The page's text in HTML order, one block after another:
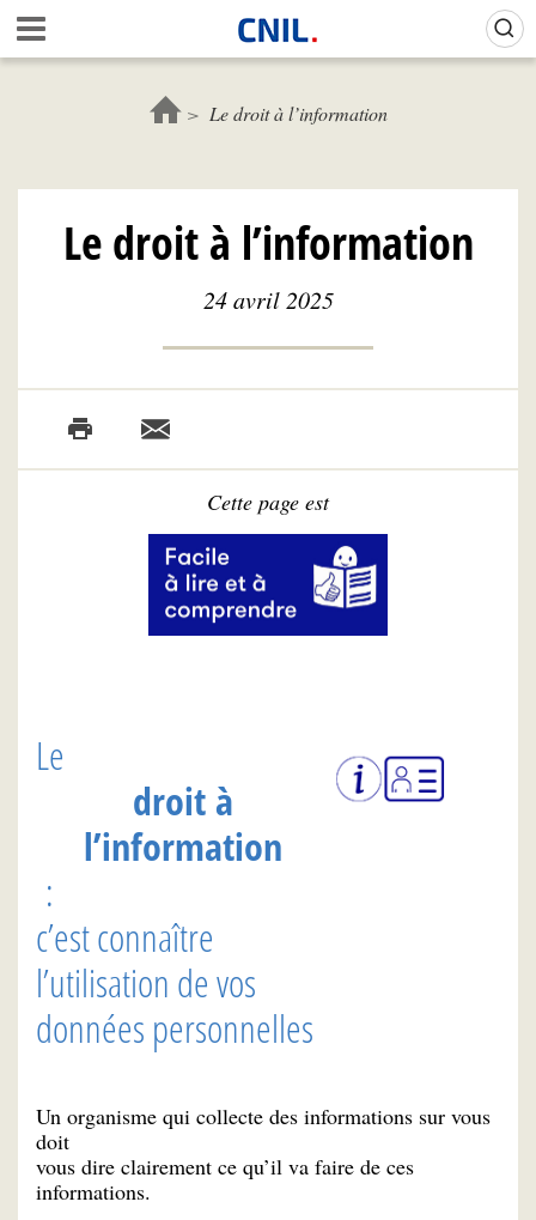
Aller
au
contenu
c
l
C
N
Le droit à l’information
Le droit à l’information
24 avril 2025
Cette page est
Le
droit à
l’information
:
c’est connaître
l’utilisation de vos
données personnelles
Un organisme qui collecte des informations sur vous
doit
vous dire clairement ce qu’il va faire de ces
informations.